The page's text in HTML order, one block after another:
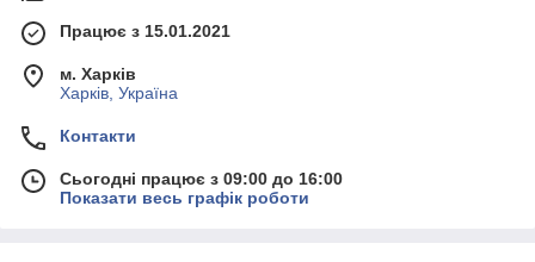
Працює з 15.01.2021
м. Харків
Харків, Україна
Контакти
Сьогодні працює з 09:00 до 16:00
Показати весь графік роботи